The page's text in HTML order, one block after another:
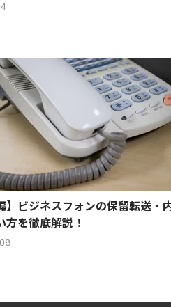
】ビジネスフォンの保留転送・
方を徹底解説！